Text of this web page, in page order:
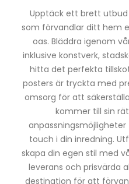
Upptäck ett brett
som förvandlar ditt hem
oas. Bläddra igenom
inklusive konstverk,
hitta det perfekta
posters är tryckta med
omsorg för att
kommer till sin
touch i din inredning.
skapa din egen stil med
leverans och prisvärda
destination för att